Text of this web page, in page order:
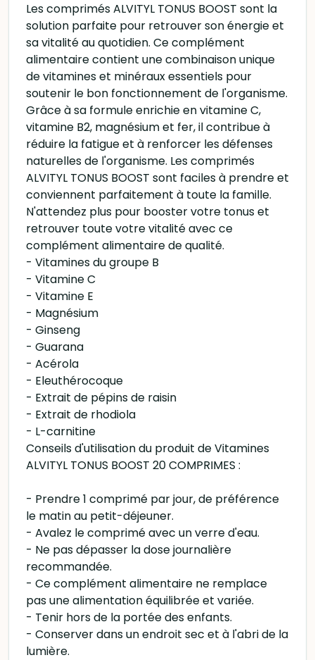
Les comprimés ALVITYL TONUS BOOST sont la
solution parfaite pour retrouver son énergie et
sa vitalité au quotidien. Ce complément
alimentaire contient une combinaison unique
de vitamines et minéraux essentiels pour
soutenir le bon fonctionnement de l'organisme.
Grâce à sa formule enrichie en vitamine C,
vitamine B2, magnésium et fer, il contribue à
réduire la fatigue et à renforcer les défenses
naturelles de l'organisme. Les comprimés
ALVITYL TONUS BOOST sont faciles à prendre et
conviennent parfaitement à toute la famille.
N'attendez plus pour booster votre tonus et
retrouver toute votre vitalité avec ce
complément alimentaire de qualité.
- Vitamines du groupe B
- Vitamine C
- Vitamine E
- Magnésium
- Ginseng
- Guarana
- Acérola
- Eleuthérocoque
- Extrait de pépins de raisin
- Extrait de rhodiola
- L-carnitine
Conseils d'utilisation du produit de Vitamines
ALVITYL TONUS BOOST 20 COMPRIMES :
- Prendre 1 comprimé par jour, de préférence
le matin au petit-déjeuner.
- Avalez le comprimé avec un verre d'eau.
- Ne pas dépasser la dose journalière
recommandée.
- Ce complément alimentaire ne remplace
pas une alimentation équilibrée et variée.
- Tenir hors de la portée des enfants.
- Conserver dans un endroit sec et à l'abri de la
lumière.